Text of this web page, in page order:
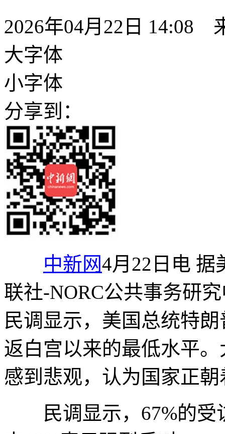
2026年04月22日 14:08
大字体
小字体
分享到：
中新网4月22日电 据
联社-NORC公共事务研
民调显示，美国总统特
返白宫以来的最低水平
感到悲观，认为国家正
民调显示，67%的受